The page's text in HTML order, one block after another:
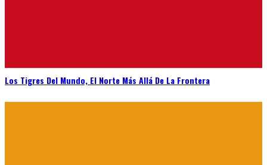
Los Tigres Del Mundo, El Norte Más Allá De La Frontera